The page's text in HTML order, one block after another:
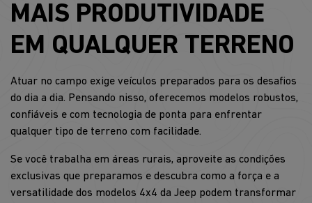
MAIS PRODUTIVIDADE
EM QUALQUER TERRENO
Atuar no campo exige veículos preparados para os desafios
do dia a dia. Pensando nisso, oferecemos modelos robustos,
confiáveis e com tecnologia de ponta para enfrentar
qualquer tipo de terreno com facilidade.
Se você trabalha em áreas rurais, aproveite as condições
exclusivas que preparamos e descubra como a força e a
versatilidade dos modelos 4x4 da Jeep podem transformar